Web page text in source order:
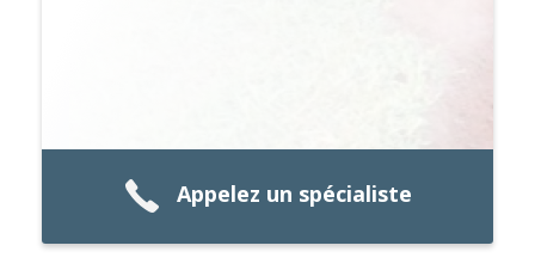
Appelez un spécialiste